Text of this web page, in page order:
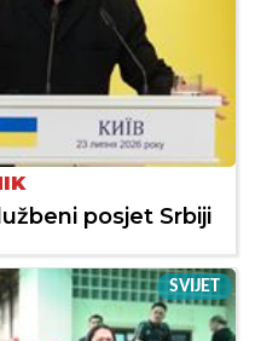
posjet Srbiji
SVIJET